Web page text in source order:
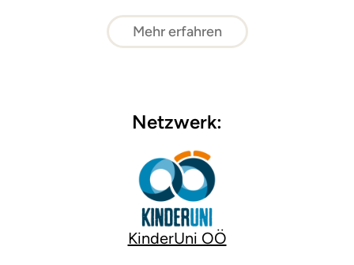
Mehr erfahren
Netzwerk:
KinderUni OÖ